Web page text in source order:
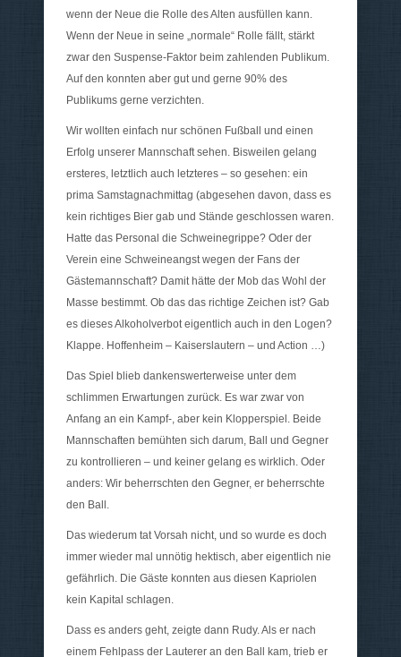
wenn der Neue die Rolle des Alten ausfüllen kann.
Wenn der Neue in seine „normale“ Rolle fällt, stärkt
zwar den Suspense-Faktor beim zahlenden Publikum.
Auf den konnten aber gut und gerne 90% des
Publikums gerne verzichten.
Wir wollten einfach nur schönen Fußball und einen
Erfolg unserer Mannschaft sehen. Bisweilen gelang
ersteres, letztlich auch letzteres – so gesehen: ein
prima Samstagnachmittag (abgesehen davon, dass es
kein richtiges Bier gab und Stände geschlossen waren.
Hatte das Personal die Schweinegrippe? Oder der
Verein eine Schweineangst wegen der Fans der
Gästemannschaft? Damit hätte der Mob das Wohl der
Masse bestimmt. Ob das das richtige Zeichen ist? Gab
es dieses Alkoholverbot eigentlich auch in den Logen?
Klappe. Hoffenheim – Kaiserslautern – und Action …)
Das Spiel blieb dankenswerterweise unter dem
schlimmen Erwartungen zurück. Es war zwar von
Anfang an ein Kampf-, aber kein Klopperspiel. Beide
Mannschaften bemühten sich darum, Ball und Gegner
zu kontrollieren – und keiner gelang es wirklich. Oder
anders: Wir beherrschten den Gegner, er beherrschte
den Ball.
Das wiederum tat Vorsah nicht, und so wurde es doch
immer wieder mal unnötig hektisch, aber eigentlich nie
gefährlich. Die Gäste konnten aus diesen Kapriolen
kein Kapital schlagen.
Dass es anders geht, zeigte dann Rudy. Als er nach
einem Fehlpass der Lauterer an den Ball kam, trieb er